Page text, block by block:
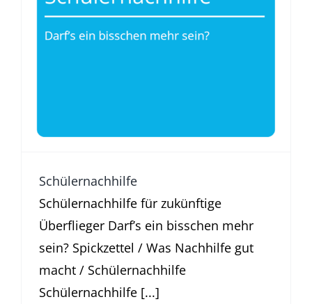
Was Nachhilfe gut macht
Schülernachhilfe
Schülernachhilfe für zukünftige
Überflieger Darf’s ein bisschen mehr
sein? Spickzettel / Was Nachhilfe gut
macht / Schülernachhilfe
Schülernachhilfe [...]